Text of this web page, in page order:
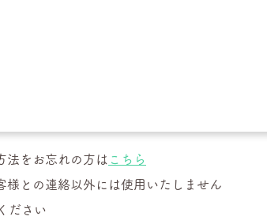
法をお忘れの方は こちら
様との連絡以外には使用いたしません
ださい